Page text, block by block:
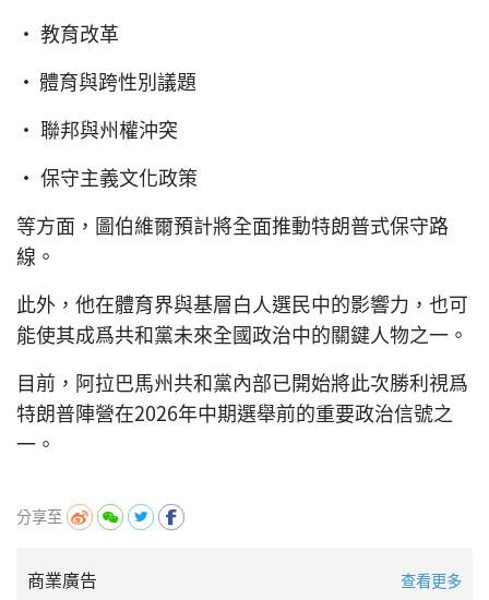
• 教育改革
• 體育與跨性別議題
• 聯邦與州權沖突
• 保守主義文化政策
等方面，圖伯維爾預計將全面推動特朗普式保守路
線。
此外，他在體育界與基層白人選民中的影響力，也可
能使其成爲共和黨未來全國政治中的關鍵人物之一。
目前，阿拉巴馬州共和黨內部已開始將此次勝利視爲
特朗普陣營在2026年中期選舉前的重要政治信號之
一。
分享至
商業廣告 查看更多